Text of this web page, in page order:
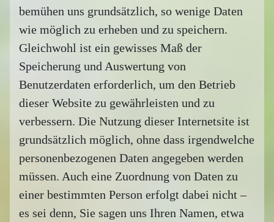
bemühen uns grundsätzlich, so wenige Daten
wie möglich zu erheben und zu speichern.
Gleichwohl ist ein gewisses Maß der
Speicherung und Auswertung von
Benutzerdaten erforderlich, um den Betrieb
dieser Website zu gewährleisten und zu
verbessern. Die Nutzung dieser Internetsite ist
grundsätzlich möglich, ohne dass irgendwelche
personenbezogenen Daten angegeben werden
müssen. Auch eine Zuordnung von Daten zu
einer bestimmten Person erfolgt dabei nicht –
es sei denn, Sie sagen uns Ihren Namen, etwa